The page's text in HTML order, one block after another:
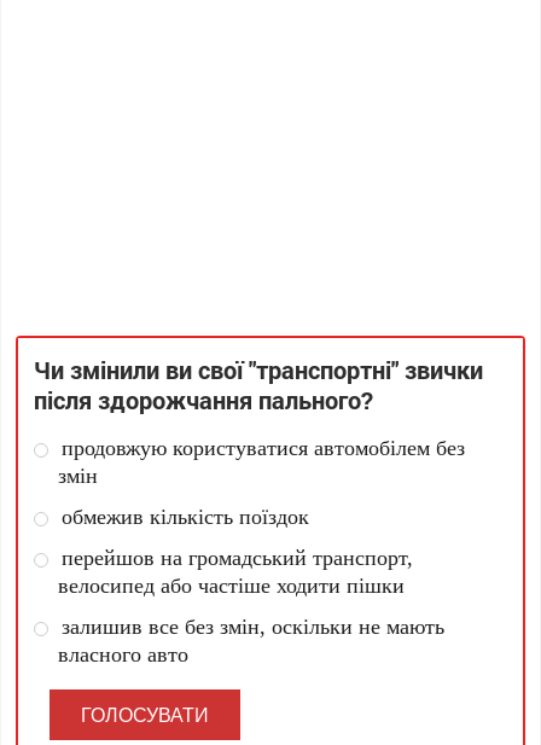
Чи змінили ви свої "транспортні" звички
після здорожчання пального?
продовжую користуватися автомобілем без
змін
обмежив кількість поїздок
перейшов на громадський транспорт,
велосипед або частіше ходити пішки
залишив все без змін, оскільки не мають
власного авто